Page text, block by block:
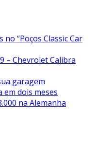
no “Poços Classic Car
– Chevrolet Calibra
garagem
em dois meses
na Alemanha